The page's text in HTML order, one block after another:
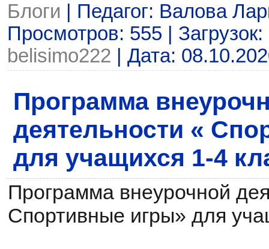
Блоги | Педагог: Валова
Просмотров: 555 |
belisimo222 | Дата:
Программа
деятельности «
для учащихся 1-4
Программа внеурочной
Спортивные игры» для